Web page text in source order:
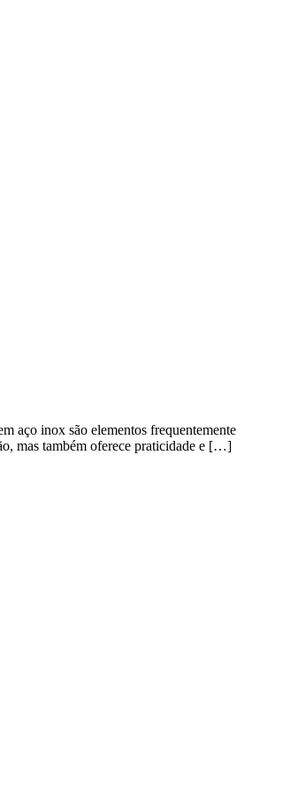
aço inox são elementos frequentemente
mas também oferece praticidade e […]